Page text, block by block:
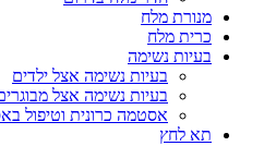
מנורת מלח
כרית מלח
בעיות נשימה
בעיות נשימה אצל ילדים
בעיות נשימה אצל
אסטמה כרונית וטיפול
תא לחץ